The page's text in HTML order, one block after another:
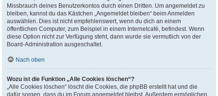
Missbrauch deines Benutzerkontos durch einen Dritten. Um angemeldet zu
bleiben, kannst du das Kästchen „Angemeldet bleiben“ beim Anmelden
auswählen. Dies ist nicht empfehlenswert, wenn du dich an einem
öffentlichen Computer, zum Beispiel in einem Internetcafé, befindest. Wenn
diese Option nicht zur Verfügung steht, dann wurde sie vermutlich von der
Board-Administration ausgeschaltet.
Nach oben
Wozu ist die Funktion „Alle Cookies löschen“?
„Alle Cookies löschen“ löscht die Cookies, die phpBB erstellt hat und die
dafür sorgen, dass du im Forum angemeldet bleibst. Außerdem ermöglichen